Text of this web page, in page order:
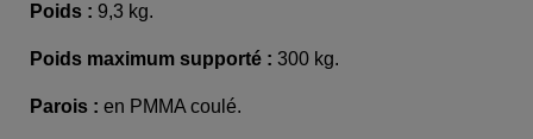
Poids : 9,3 kg.
Poids maximum supporté : 300 kg.
Parois : en PMMA coulé.